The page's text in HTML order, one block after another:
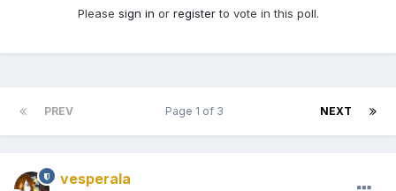
Please sign in or registerto vote in this poll.
PREV NEXT
Page 1 of 3
vesperala